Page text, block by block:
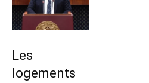
Les
logements